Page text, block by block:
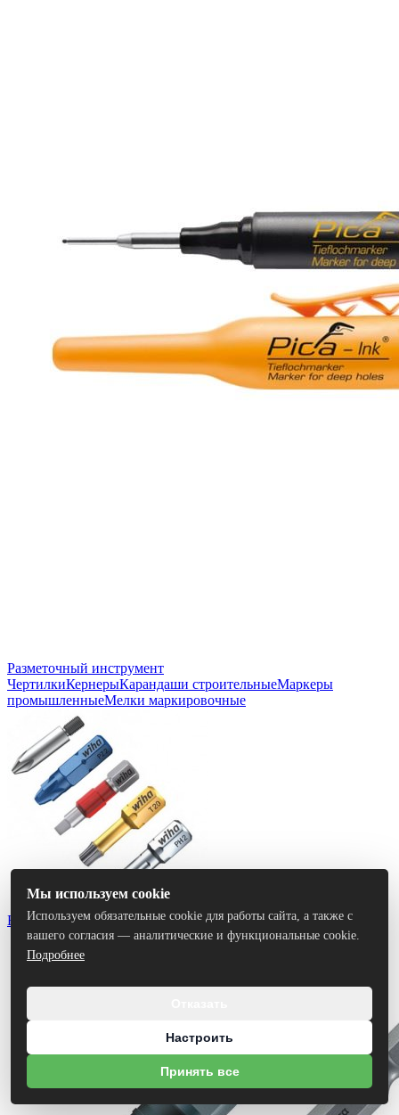
Разметочный инструмент
ЧертилкиКернерыКарандаши строительныеМаркеры
промышленныеМелки маркировочные
Биты
Мы используем cookie
Используем обязательные cookie для работы сайта, а также с
вашего согласия — аналитические и функциональные cookie.
Подробнее
Настроить
Принять все